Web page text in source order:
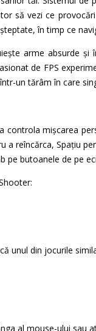
să vezi ce
în timp ce
arme absurde
de FPS
un tărâm în care
controla mișcarea
a reîncărca, Spațiu
pe butoanele de pe
unul din jocurile
al mouse-ului sau